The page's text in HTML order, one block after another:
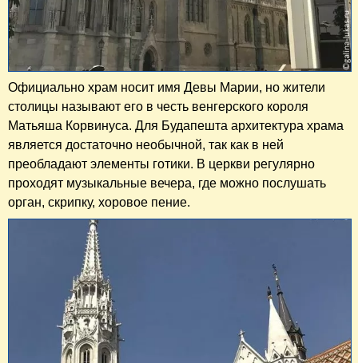
Официально храм носит имя Девы Марии, но жители
столицы называют его в честь венгерского короля
Матьяша Корвинуса. Для Будапешта архитектура храма
является достаточно необычной, так как в ней
преобладают элементы готики. В церкви регулярно
проходят музыкальные вечера, где можно послушать
орган, скрипку, хоровое пение.